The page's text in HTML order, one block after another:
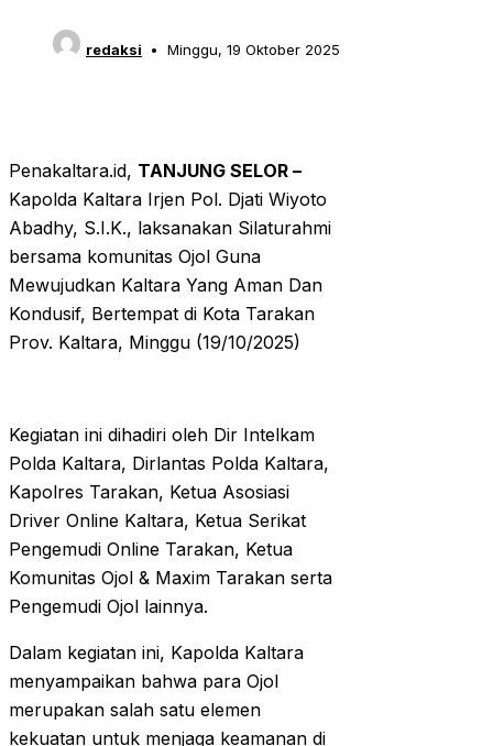
redaksi Minggu, 19 Oktober 2025
Penakaltara.id, TANJUNG SELOR –
Kapolda Kaltara Irjen Pol. Djati Wiyoto
Abadhy, S.I.K., laksanakan Silaturahmi
bersama komunitas Ojol Guna
Mewujudkan Kaltara Yang Aman Dan
Kondusif, Bertempat di Kota Tarakan
Prov. Kaltara, Minggu (19/10/2025)
Kegiatan ini dihadiri oleh Dir Intelkam
Polda Kaltara, Dirlantas Polda Kaltara,
Kapolres Tarakan, Ketua Asosiasi
Driver Online Kaltara, Ketua Serikat
Pengemudi Online Tarakan, Ketua
Komunitas Ojol & Maxim Tarakan serta
Pengemudi Ojol lainnya.
Dalam kegiatan ini, Kapolda Kaltara
menyampaikan bahwa para Ojol
merupakan salah satu elemen
kekuatan untuk menjaga keamanan di